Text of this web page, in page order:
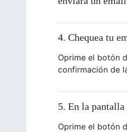
4. Chequea tu
Oprime el botón
confirmación de
5. En la
Oprime el botón